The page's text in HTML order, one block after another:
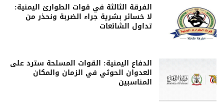
الفرقة الثالثة في قوات الطوارئ اليمنية:
لا خسائر بشرية جراء الضربة ونحذر من
تداول الشائعات
الدفاع اليمنية: القوات المسلحة سترد على
العدوان الحوثي في الزمان والمكان
المناسبين